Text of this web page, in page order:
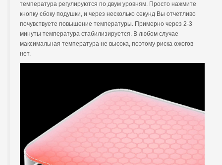
температура регулируются по двум уровням. Просто нажмите
кнопку сбоку подушки, и через несколько секунд Вы отчетливо
почувствуете повышение температуры. Примерно через 2-3
минуты температура стабилизируется. В любом случае
максимальная температура не высока, поэтому риска ожогов
нет.